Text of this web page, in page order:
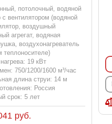
потолочный, водяной
вентилятором (водяной
воздушный
агрегат, водяная
воздухонагреватель
теплоносителе)
19 кВт
750/1200/1600 м³/час
длина струи: 14 м
Россия
срок: 5 лет
руб.